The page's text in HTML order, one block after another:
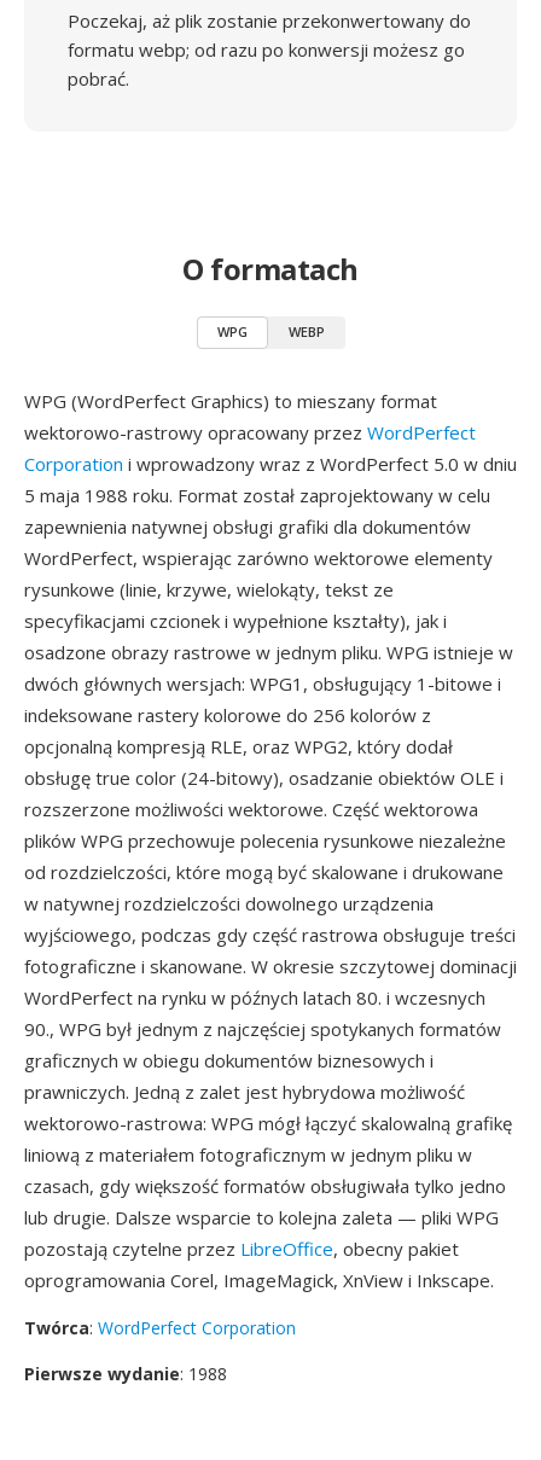
Poczekaj, aż plik zostanie przekonwertowany do
formatu webp; od razu po konwersji możesz go
pobrać.
O formatach
WPG WEBP
WPG (WordPerfect Graphics) to mieszany format
wektorowo-rastrowy opracowany przez WordPerfect
Corporation i wprowadzony wraz z WordPerfect 5.0 w dniu
5 maja 1988 roku. Format został zaprojektowany w celu
zapewnienia natywnej obsługi grafiki dla dokumentów
WordPerfect, wspierając zarówno wektorowe elementy
rysunkowe (linie, krzywe, wielokąty, tekst ze
specyfikacjami czcionek i wypełnione kształty), jak i
osadzone obrazy rastrowe w jednym pliku. WPG istnieje w
dwóch głównych wersjach: WPG1, obsługujący 1-bitowe i
indeksowane rastery kolorowe do 256 kolorów z
opcjonalną kompresją RLE, oraz WPG2, który dodał
obsługę true color (24-bitowy), osadzanie obiektów OLE i
rozszerzone możliwości wektorowe. Część wektorowa
plików WPG przechowuje polecenia rysunkowe niezależne
od rozdzielczości, które mogą być skalowane i drukowane
w natywnej rozdzielczości dowolnego urządzenia
wyjściowego, podczas gdy część rastrowa obsługuje treści
fotograficzne i skanowane. W okresie szczytowej dominacji
WordPerfect na rynku w późnych latach 80. i wczesnych
90., WPG był jednym z najczęściej spotykanych formatów
graficznych w obiegu dokumentów biznesowych i
prawniczych. Jedną z zalet jest hybrydowa możliwość
wektorowo-rastrowa: WPG mógł łączyć skalowalną grafikę
liniową z materiałem fotograficznym w jednym pliku w
czasach, gdy większość formatów obsługiwała tylko jedno
lub drugie. Dalsze wsparcie to kolejna zaleta — pliki WPG
pozostają czytelne przez LibreOffice, obecny pakiet
oprogramowania Corel, ImageMagick, XnView i Inkscape.
Twórca: WordPerfect Corporation
Pierwsze wydanie: 1988